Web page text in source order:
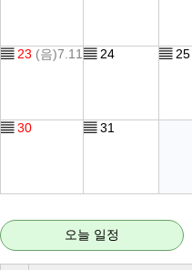
▤ 23 (음)7.11 ▤ 24 ▤ 25
▤ 30 ▤ 31
오늘 일정